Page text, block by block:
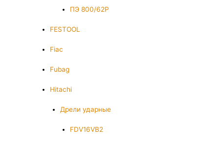
ПЭ 800/62Р
FESTOOL
Fiac
Fubag
Hitachi
Дрели ударные
FDV16VB2